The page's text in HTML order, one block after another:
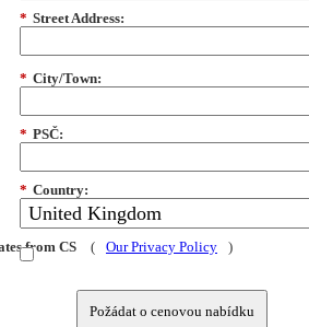
* Street Address:
* City/Town:
* PSČ:
* Country:
from CS ( Our Privacy Policy )
Požádat o cenovou nabídku